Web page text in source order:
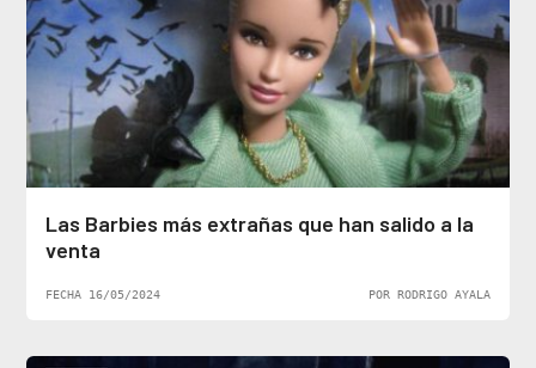
Las Barbies más extrañas que han salido a la
venta
FECHA 16/05/2024 POR RODRIGO AYALA